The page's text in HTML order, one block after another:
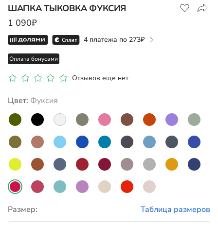
ШАПКА ТЫКОВКА ФУКСИЯ
1 090₽
4 платежа по 273
Оплата бонусами
Отзывов еще нет
Цвет: фуксия
Размер: Таблица размеров